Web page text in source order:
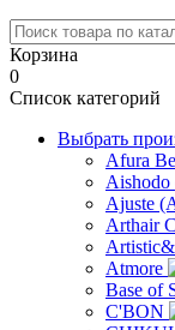
Корзина
0
Список категорий
Выбрать
Afura
Ajuste
Arthair
Atmore
Base of
C'BON